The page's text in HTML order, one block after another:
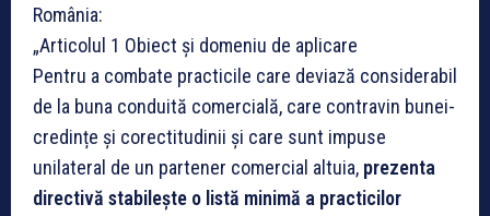
România:
„Articolul 1 Obiect și domeniu de aplicare
Pentru a combate practicile care deviază considerabil
de la buna conduită comercială, care contravin bunei-
credințe și corectitudinii și care sunt impuse
unilateral de un partener comercial altuia, prezenta
directivă stabilește o listă minimă a practicilor